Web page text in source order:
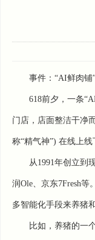
事件：“AI鲜肉铺
618前夕，一条
门店，店面整洁干净
称“精气神”) 在线上
从1991年创立到
润Ole、京东7Fresh
多智能化手段来养猪
比如，养猪的一